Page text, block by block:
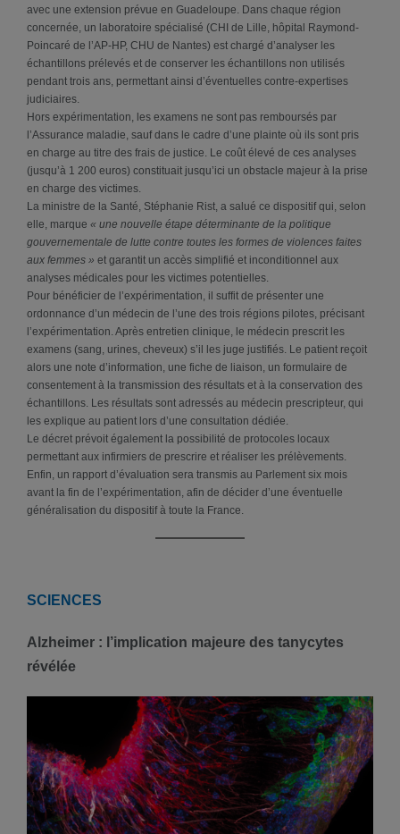
avec une extension prévue en Guadeloupe. Dans chaque région
concernée, un laboratoire spécialisé (CHI de Lille, hôpital Raymond-
Poincaré de l’AP-HP, CHU de Nantes) est chargé d’analyser les
échantillons prélevés et de conserver les échantillons non utilisés
pendant trois ans, permettant ainsi d’éventuelles contre-expertises
judiciaires.
Hors expérimentation, les examens ne sont pas remboursés par
l’Assurance maladie, sauf dans le cadre d’une plainte où ils sont pris
en charge au titre des frais de justice. Le coût élevé de ces analyses
(jusqu’à 1 200 euros) constituait jusqu’ici un obstacle majeur à la prise
en charge des victimes.
La ministre de la Santé, Stéphanie Rist, a salué ce dispositif qui, selon
elle, marque « une nouvelle étape déterminante de la politique
gouvernementale de lutte contre toutes les formes de violences faites
aux femmes » et garantit un accès simplifié et inconditionnel aux
analyses médicales pour les victimes potentielles.
Pour bénéficier de l’expérimentation, il suffit de présenter une
ordonnance d’un médecin de l’une des trois régions pilotes, précisant
l’expérimentation. Après entretien clinique, le médecin prescrit les
examens (sang, urines, cheveux) s’il les juge justifiés. Le patient reçoit
alors une note d’information, une fiche de liaison, un formulaire de
consentement à la transmission des résultats et à la conservation des
échantillons. Les résultats sont adressés au médecin prescripteur, qui
les explique au patient lors d’une consultation dédiée.
Le décret prévoit également la possibilité de protocoles locaux
permettant aux infirmiers de prescrire et réaliser les prélèvements.
Enfin, un rapport d’évaluation sera transmis au Parlement six mois
avant la fin de l’expérimentation, afin de décider d’une éventuelle
généralisation du dispositif à toute la France.
SCIENCES
Alzheimer : l’implication majeure des tanycytes
révélée